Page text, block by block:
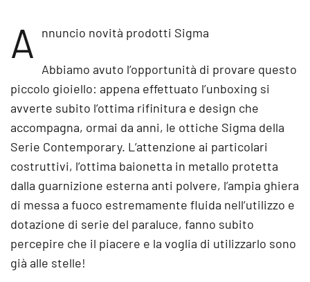
A nnuncio novità prodotti Sigma
Abbiamo avuto l’opportunità di provare questo
piccolo gioiello: appena effettuato l’unboxing si
avverte subito l’ottima rifinitura e design che
accompagna, ormai da anni, le ottiche Sigma della
Serie Contemporary. L’attenzione ai particolari
costruttivi, l’ottima baionetta in metallo protetta
dalla guarnizione esterna anti polvere, l’ampia ghiera
di messa a fuoco estremamente fluida nell’utilizzo e
dotazione di serie del paraluce, fanno subito
percepire che il piacere e la voglia di utilizzarlo sono
già alle stelle!